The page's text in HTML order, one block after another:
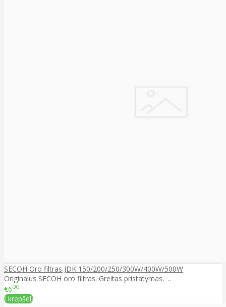
SECOH Oro filtras JDK 150/200/250/300W/400W/500W
Originalus SECOH oro filtras. Greitas pristatymas. ..
€600
Į krepšelį